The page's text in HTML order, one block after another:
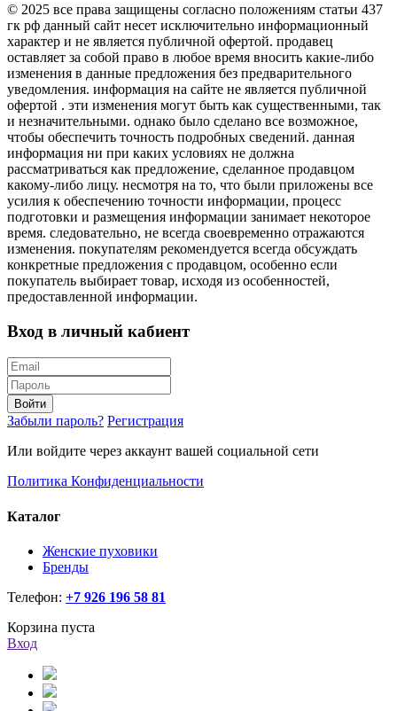
© 2025 все права защищены согласно положениям статьи 437
гк рф данный сайт несет исключительно информационный
характер и не является публичной офертой. продавец
оставляет за собой право в любое время вносить какие-либо
изменения в данные предложения без предварительного
уведомления. информация на сайте не является публичной
офертой . эти изменения могут быть как существенными, так
и незначительными. однако было сделано все возможное,
чтобы обеспечить точность подробных сведений. данная
информация ни при каких условиях не должна
рассматриваться как предложение, сделанное продавцом
какому-либо лицу. несмотря на то, что были приложены все
усилия к обеспечению точности информации, процесс
подготовки и размещения информации занимает некоторое
время. следовательно, не всегда своевременно отражаются
изменения. покупателям рекомендуется всегда обсуждать
конкретные предложения с продавцом, особенно если
покупатель выбирает товар, исходя из особенностей,
предоставленной информации.
Вход в личный кабиент
Войти
Забыли пароль? Регистрация
Или войдите через аккаунт вашей социальной сети
Политика Конфиденциальности
Каталог
Женские пуховики
Бренды
Телефон: +7 926 196 58 81
Корзина пуста
Вход